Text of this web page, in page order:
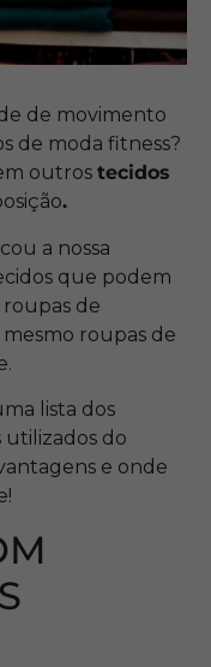
de movimento
de moda fitness?
outros tecidos
.
a nossa
que podem
de
roupas de
lista dos
utilizados do
e onde